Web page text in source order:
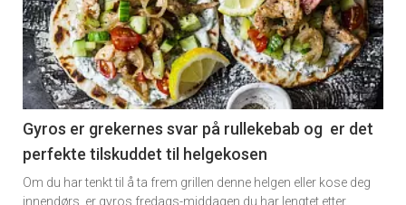
detail
-
section
11
Dagens
Gyros er grekernes svar på rullekebab og er det
perfekte tilskuddet til helgekosen
Om du har tenkt til å ta frem grillen denne helgen eller kose deg
innendørs ,er gyros fredags-middagen du har lengtet etter.